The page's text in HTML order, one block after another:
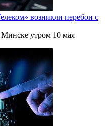
возникли перебои с
утром 10 мая